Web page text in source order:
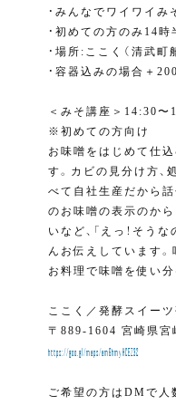
・みんなでワイワイみ
・初めての方のみ14
・場所:ここく（清武町
・容器込みの場合＋
＜みそ講座＞14:30〜
※初めての方向け
お味噌をはじめて仕
す。カビの見分け方、
べて自社生産だから
のお味噌の表示のか
いなど、「えっ！そう
んお伝えしています。
お料理で味噌を使い
ここく／発酵スイー
〒889-1604 宮崎県宮
https://goo.gl/maps/am6hmyHCEZ32
ご希望の方はDMで人